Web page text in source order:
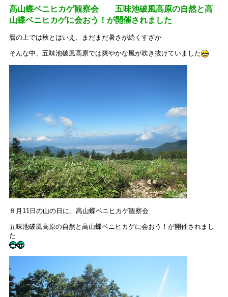
高山蝶ベニヒカゲ観察会 五味池破風高原の自然と高
山蝶ベニヒカゲに会おう！が開催されました
暦の上では秋とはいえ、まだまだ暑さが続くすざか
そんな中、五味池破風高原では爽やかな風が吹き抜けていました
８月11日の山の日に、高山蝶ベニヒカゲ観察会
五味池破風高原の自然と高山蝶ベニヒカゲに会おう！が開催されまし
た